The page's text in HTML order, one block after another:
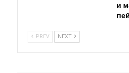
и
PREV NEXT